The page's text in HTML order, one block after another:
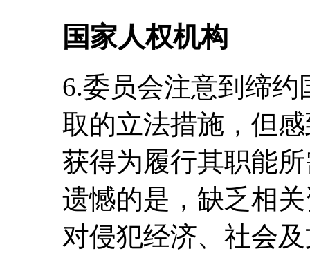
国家人权机构
6.委员会注意到缔
取的立法措施，但
获得为履行其职能
遗憾的是，缺乏相
对侵犯经济、社会